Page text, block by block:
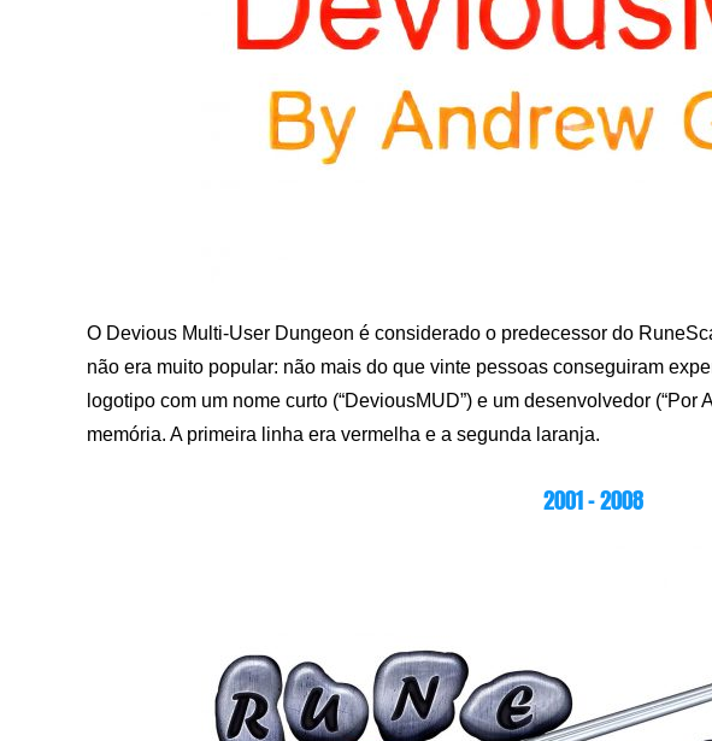
O Devious Multi-User Dungeon é considerado o predecessor do
não era muito popular: não mais do que vinte pessoas conseguiram
logotipo com um nome curto (“DeviousMUD”) e um desenvolvedor (“Por
memória. A primeira linha era vermelha e a segunda laranja.
2001 – 2008